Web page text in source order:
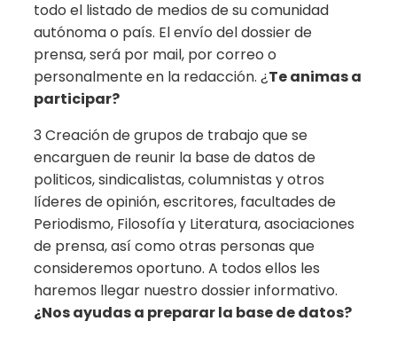
todo el listado de medios de su comunidad
autónoma o país. El envío del dossier de
prensa, será por mail, por correo o
personalmente en la redacción. ¿Te animas a
participar?
3 Creación de grupos de trabajo que se
encarguen de reunir la base de datos de
politicos, sindicalistas, columnistas y otros
líderes de opinión, escritores, facultades de
Periodismo, Filosofía y Literatura, asociaciones
de prensa, así como otras personas que
consideremos oportuno. A todos ellos les
haremos llegar nuestro dossier informativo.
¿Nos ayudas a preparar la base de datos?